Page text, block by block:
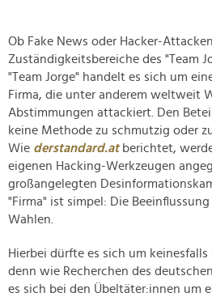
Ob Fake News oder Hacker-
Zuständigkeitsbereiche des "Team
"Team Jorge" handelt es sich um
Firma, die unter anderem weltweit
Abstimmungen attackiert. Den
keine Methode zu schmutzig oder
Wie derstandard.atberichtet,
eigenen Hacking-Werkzeugen
großangelegten
"Firma" ist simpel: Die
Wahlen.
Hierbei dürfte es sich um
denn wie Recherchen des deutschen
es sich bei den Übeltäter:innen um